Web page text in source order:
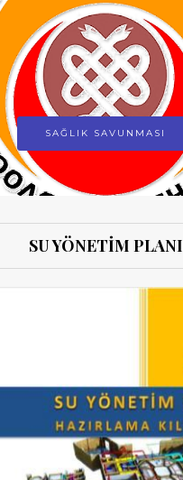
SAĞLIK SAVUNMASI
SU YÖNETİM PLANI